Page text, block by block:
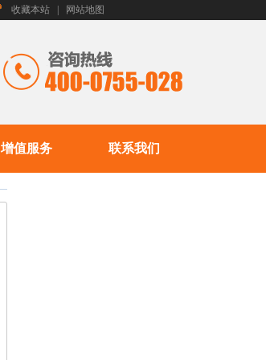
收藏本站 网站地图
增值服务 联系我们